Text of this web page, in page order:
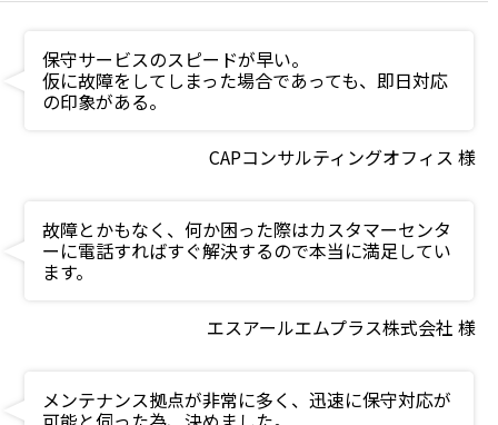
保守サービスのスピードが早い。
仮に故障をしてしまった場合であっても、即日対応
の印象がある。
CAPコンサルティングオフィス 様
故障とかもなく、何か困った際はカスタマーセンタ
ーに電話すればすぐ解決するので本当に満足してい
ます。
エスアールエムプラス株式会社 様
メンテナンス拠点が非常に多く、迅速に保守対応が